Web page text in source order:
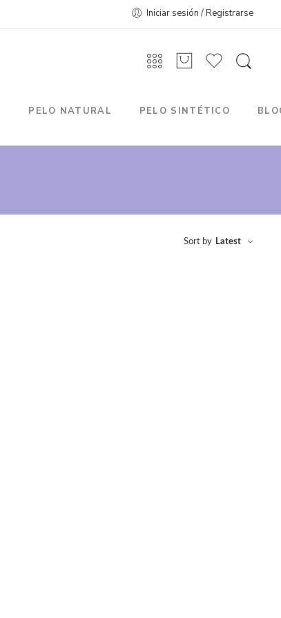
Iniciar sesión / Registrarse
PELO NATURAL PELO SINTÉTICO
Sort by Latest